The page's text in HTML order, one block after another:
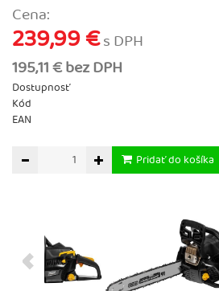
Cena:
239,99 €s DPH
195,11 € bez DPH
Dostupnosť
Kód
EAN
Pridať do košíka